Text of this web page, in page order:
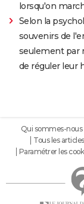
lorsqu'on
Selon la
souvenirs de
seulement par
de réguler leur
Qui sommes-nous
Tous les articles
Paramétrer les